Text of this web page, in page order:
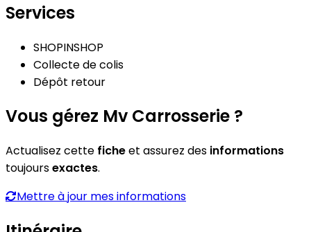
Services
SHOPINSHOP
Collecte de colis
Dépôt retour
Vous gérez Mv Carrosserie ?
Actualisez cette ficheet assurez des informations
toujoursexactes.
Mettre à jour mes informations